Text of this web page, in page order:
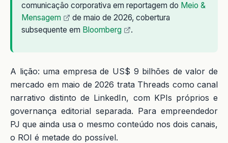
comunicação corporativa em reportagem do Meio &
Mensagem
de maio de 2026, cobertura
subsequente em Bloomberg .
A lição: uma empresa de US$ 9 bilhões de valor de
mercado em maio de 2026 trata Threads como canal
narrativo distinto de LinkedIn, com KPIs próprios e
governança editorial separada. Para empreendedor
PJ que ainda usa o mesmo conteúdo nos dois canais,
o ROI é metade do possível.